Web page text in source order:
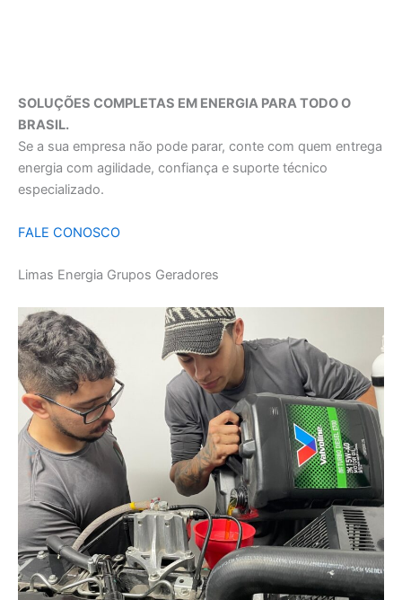
SOLUÇÕES COMPLETAS EM ENERGIA PARA TODO O
BRASIL.
Se a sua empresa não pode parar, conte com quem entrega
energia com agilidade, confiança e suporte técnico
especializado.
FALE CONOSCO
Limas Energia Grupos Geradores